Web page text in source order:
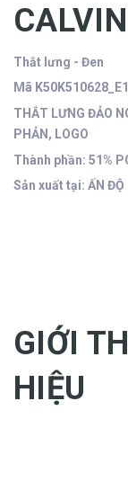
Thắt lưng - Đen
Mã
THẮT LƯNG ĐẢO
PHẢN, LOGO
Thành phần: 51%
Sản xuất tại: ẤN ĐỘ
GIỚI
HIỆU